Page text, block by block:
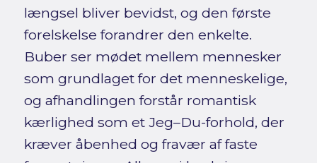
længsel bliver bevidst, og den første
forelskelse forandrer den enkelte.
Buber ser mødet mellem mennesker
som grundlaget for det menneskelige,
og afhandlingen forstår romantisk
kærlighed som et Jeg–Du-forhold, der
kræver åbenhed og fravær af faste